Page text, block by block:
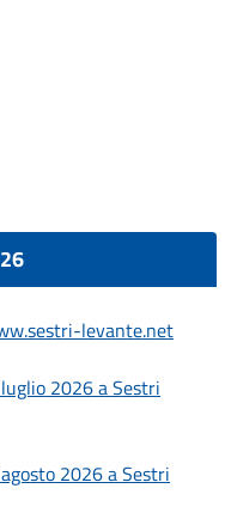
levante.net
2026 a Sestri
2026 a Sestri